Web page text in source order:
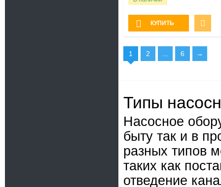
КУПИТЬ
1 2 ... 6 →
Типы
Насосное
быту так и в
разных типов
таких как
отведение